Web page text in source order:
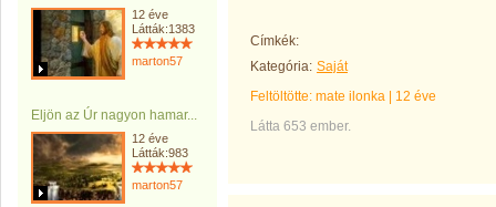
12 éve
Látták:1383
marton57
Eljön az Úr nagyon hamar...
12 éve
Látták:983
marton57
Címkék:
Kategória: Saját
Feltöltötte: mate ilonka
12 éve
Látta 653 ember.